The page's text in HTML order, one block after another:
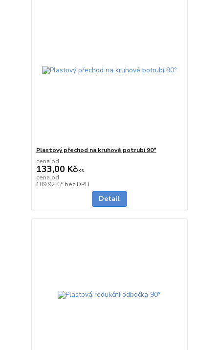
Plastový přechod na kruhové potrubí 90°
cena od
133,00 Kč/ks
cena od
109,92 Kč bez DPH
Detail